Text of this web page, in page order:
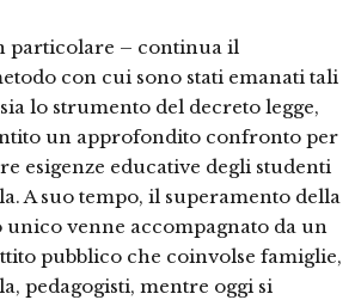
particolare – continua il
con cui sono stati emanati tali
lo strumento del decreto legge,
un approfondito confronto per
esigenze educative degli studenti
A suo tempo, il superamento della
unico venne accompagnato da un
pubblico che coinvolse famiglie,
pedagogisti, mentre oggi si